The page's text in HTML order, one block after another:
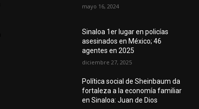
mayo 16, 2024
Sinaloa 1er lugar en policías
asesinados en México; 46
agentes en 2025
diciembre 27, 2025
Política social de Sheinbaum da
fortaleza a la economía familiar
en Sinaloa: Juan de Dios